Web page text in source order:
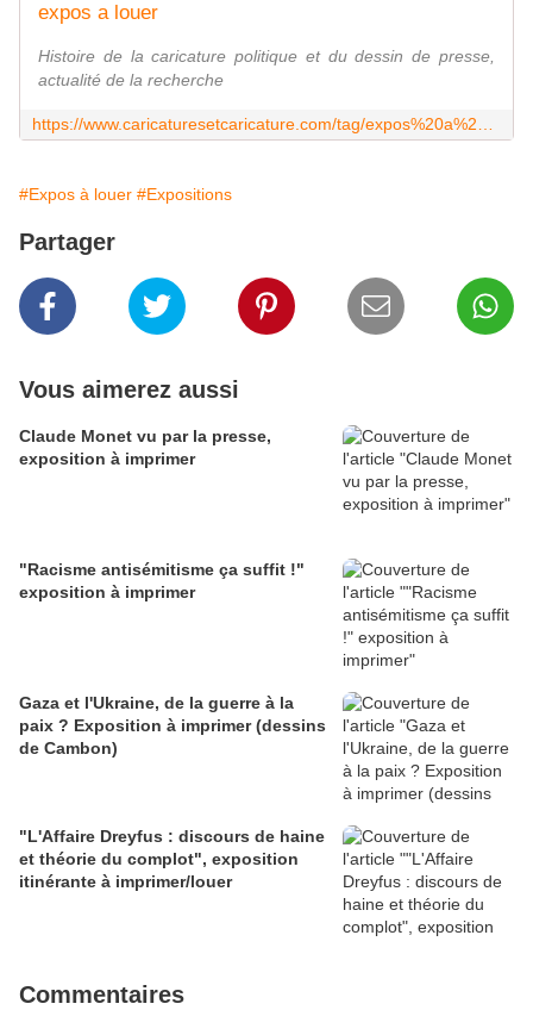
expos a louer
Histoire de la caricature politique et du dessin de presse,
actualité de la recherche
#Expos à louer #Expositions
Partager
Vous aimerez aussi
Claude Monet vu par la presse,
exposition à imprimer
"Racisme antisémitisme ça suffit !"
exposition à imprimer
Gaza et l'Ukraine, de la guerre à la
paix ? Exposition à imprimer (dessins
de Cambon)
"L'Affaire Dreyfus : discours de haine
et théorie du complot", exposition
itinérante à imprimer/louer
Commentaires